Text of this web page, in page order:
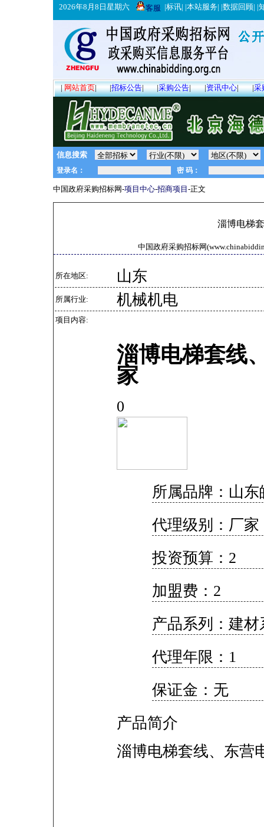
2026年8月8日星期六 客服 |标讯| |本站服务| |数据回顾| |
|网站首页| |招标公告| |采购公告| |资讯中心| |采
信息搜索
中国政府采购招标网-项目中心-招商项目 -正文
淄博电梯
中国政府采购招标网
所在地区: 山东
所属行业: 机械机电
项目内容:
淄博电梯套线
家
0
所属品牌：山东
代理级别：厂家
投资预算：2
加盟费：2
产品系列：建材
代理年限：1
保证金：无
产品简介
淄博电梯套线、东营